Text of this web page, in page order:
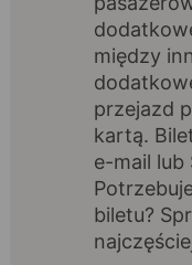
między
przejazd
kartą.
e-mail lub
biletu?